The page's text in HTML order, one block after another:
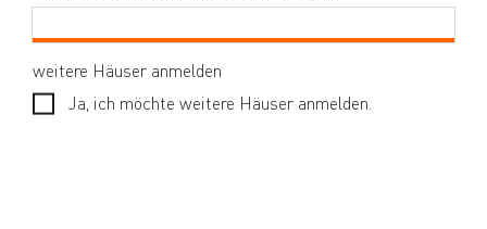
weitere Häuser anmelden
Ja, ich möchte weitere Häuser anmelden.